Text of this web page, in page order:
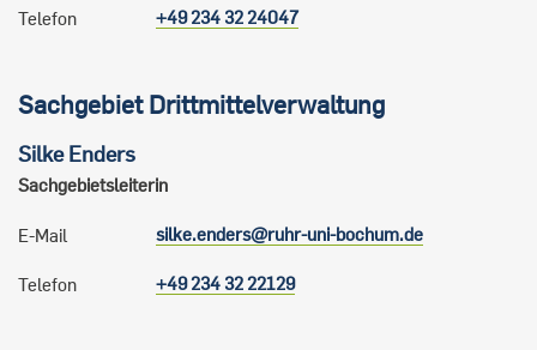
Telefon +49 234 32 24047
Sachgebiet Drittmittelverwaltung
Silke Enders
Sachgebietsleiterin
E-Mail silke.enders@ruhr-uni-bochum.de
Telefon +49 234 32 22129